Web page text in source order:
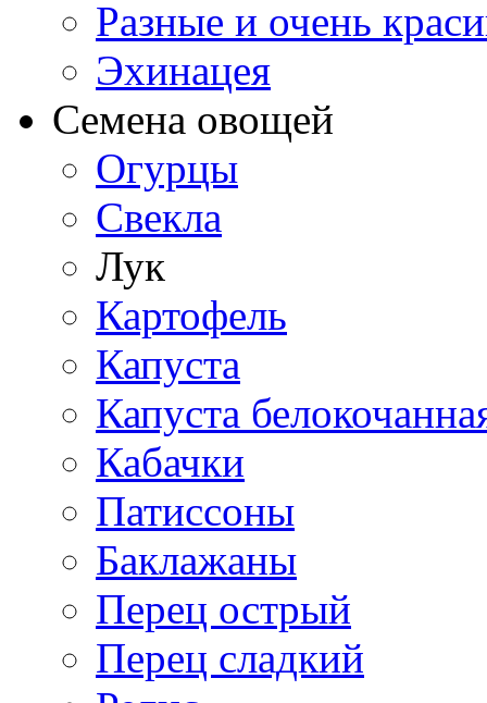
Разные и очень
Эхинацея
Семена овощей
Огурцы
Свекла
Лук
Картофель
Капуста
Капуста
Кабачки
Патиссоны
Баклажаны
Перец острый
Перец сладкий